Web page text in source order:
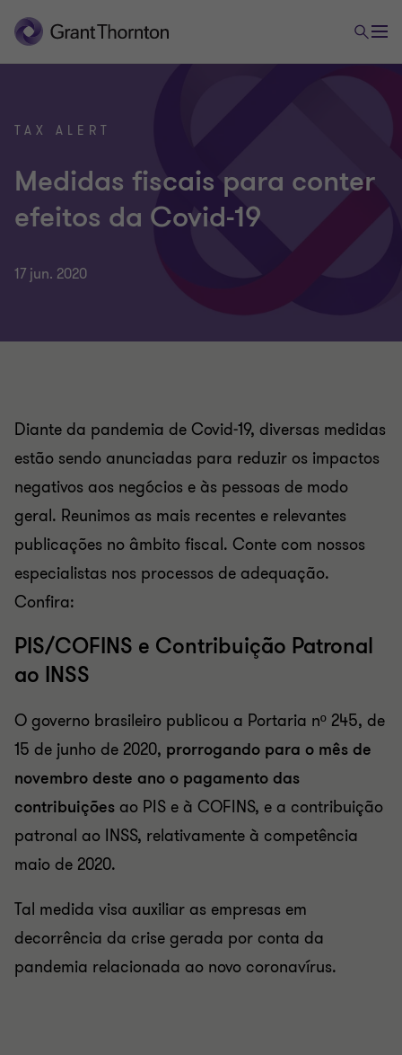
TAX ALERT
Medidas fiscais para conter
efeitos da Covid-19
17 jun. 2020
Diante da pandemia de Covid-19, diversas medidas
estão sendo anunciadas para reduzir os impactos
negativos aos negócios e às pessoas de modo
geral. Reunimos as mais recentes e relevantes
publicações no âmbito fiscal. Conte com nossos
especialistas nos processos de adequação.
Confira:
PIS/COFINS e Contribuição Patronal
ao INSS
O governo brasileiro publicou a Portaria nº 245, de
15 de junho de 2020, prorrogando para o mês de
novembro deste ano o pagamento das
contribuições ao PIS e à COFINS, e a contribuição
patronal ao INSS, relativamente à competência
maio de 2020.
Tal medida visa auxiliar as empresas em
decorrência da crise gerada por conta da
pandemia relacionada ao novo coronavírus.